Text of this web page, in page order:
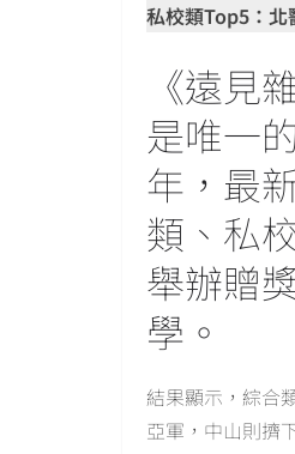
私校類Top5：北
《遠見
是唯一
年，最
類、私
舉辦贈
學。
結果顯示，綜合
亞軍，中山則擠